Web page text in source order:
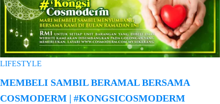
LIFESTYLE
MEMBELI SAMBIL BERAMAL BERSAMA
COSMODERM | #KONGSICOSMODERM